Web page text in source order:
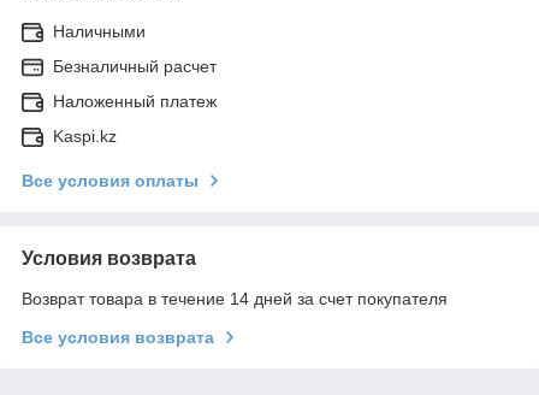
Наличными
Безналичный расчет
Наложенный платеж
Kaspi.kz
Все условия оплаты
Условия возврата
Возврат товара в течение 14 дней за счет покупателя
Все условия возврата